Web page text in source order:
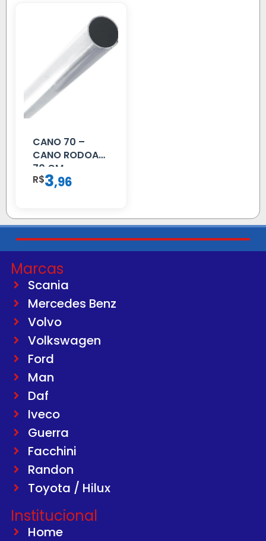
CANO 70 –
CANO RODOAR
70 CM
R$3,96
Marcas
Scania
Mercedes Benz
Volvo
Volkswagen
Ford
Man
Daf
Iveco
Guerra
Facchini
Randon
Toyota / Hilux
Institucional
Home